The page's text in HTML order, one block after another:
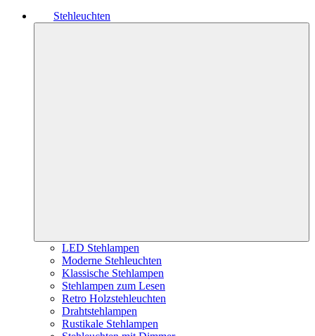
Stehleuchten
LED Stehlampen
Moderne Stehleuchten
Klassische Stehlampen
Stehlampen zum Lesen
Retro Holzstehleuchten
Drahtstehlampen
Rustikale Stehlampen